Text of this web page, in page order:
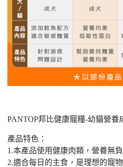
PANTOP邦比健康寵糧-幼貓營養
產品特色：
1.本產品使用健康肉類，營養無負
2.適合每日的主食，是理想的寵物